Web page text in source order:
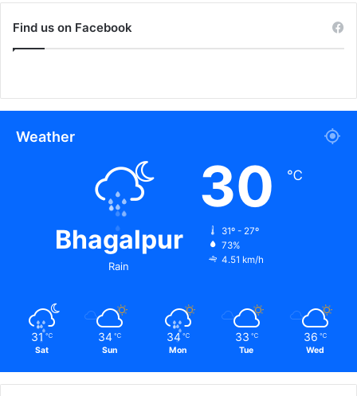
Find us on Facebook
Weather
Bhagalpur
Rain
30 ℃
31º - 27º
73%
4.51 km/h
31 ℃
Sat
34 ℃
Sun
34 ℃
Mon
33 ℃
Tue
36 ℃
Wed